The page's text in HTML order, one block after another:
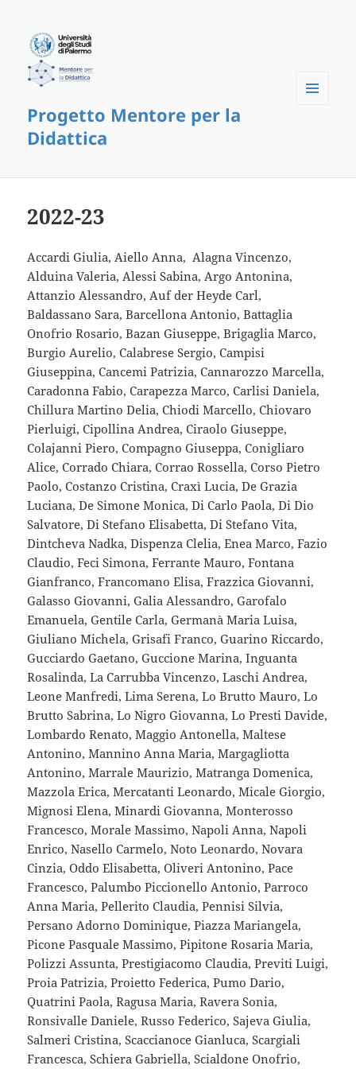
Progetto Mentore per la
Didattica
2022-23
Accardi Giulia, Aiello Anna, Alagna Vincenzo,
Alduina Valeria, Alessi Sabina, Argo Antonina,
Attanzio Alessandro, Auf der Heyde Carl,
Baldassano Sara, Barcellona Antonio, Battaglia
Onofrio Rosario, Bazan Giuseppe, Brigaglia Marco,
Burgio Aurelio, Calabrese Sergio, Campisi
Giuseppina, Cancemi Patrizia, Cannarozzo Marcella,
Caradonna Fabio, Carapezza Marco, Carlisi Daniela,
Chillura Martino Delia, Chiodi Marcello, Chiovaro
Pierluigi, Cipollina Andrea, Ciraolo Giuseppe,
Colajanni Piero, Compagno Giuseppa, Conigliaro
Alice, Corrado Chiara, Corrao Rossella, Corso Pietro
Paolo, Costanzo Cristina, Craxì Lucia, De Grazia
Luciana, De Simone Monica, Di Carlo Paola, Di Dio
Salvatore, Di Stefano Elisabetta, Di Stefano Vita,
Dintcheva Nadka, Dispenza Clelia, Enea Marco, Fazio
Claudio, Feci Simona, Ferrante Mauro, Fontana
Gianfranco, Francomano Elisa, Frazzica Giovanni,
Galasso Giovanni, Galia Alessandro, Garofalo
Emanuela, Gentile Carla, Germanà Maria Luisa,
Giuliano Michela, Grisafi Franco, Guarino Riccardo,
Gucciardo Gaetano, Guccione Marina, Inguanta
Rosalinda, La Carrubba Vincenzo, Laschi Andrea,
Leone Manfredi, Lima Serena, Lo Brutto Mauro, Lo
Brutto Sabrina, Lo Nigro Giovanna, Lo Presti Davide,
Lombardo Renato, Maggio Antonella, Maltese
Antonino, Mannino Anna Maria, Margagliotta
Antonino, Marrale Maurizio, Matranga Domenica,
Mazzola Erica, Mercatanti Leonardo, Micale Giorgio,
Mignosi Elena, Minardi Giovanna, Monterosso
Francesco, Morale Massimo, Napoli Anna, Napoli
Enrico, Nasello Carmelo, Noto Leonardo, Novara
Cinzia, Oddo Elisabetta, Oliveri Antonino, Pace
Francesco, Palumbo Piccionello Antonio, Parroco
Anna Maria, Pellerito Claudia, Pennisi Silvia,
Persano Adorno Dominique, Piazza Mariangela,
Picone Pasquale Massimo, Pipitone Rosaria Maria,
Polizzi Assunta, Prestigiacomo Claudia, Previti Luigi,
Proia Patrizia, Proietto Federica, Pumo Dario,
Quatrini Paola, Ragusa Maria, Ravera Sonia,
Ronsivalle Daniele, Russo Federico, Sajeva Giulia,
Salmeri Cristina, Scaccianoce Gianluca, Scargiali
Francesca, Schiera Gabriella, Scialdone Onofrio,